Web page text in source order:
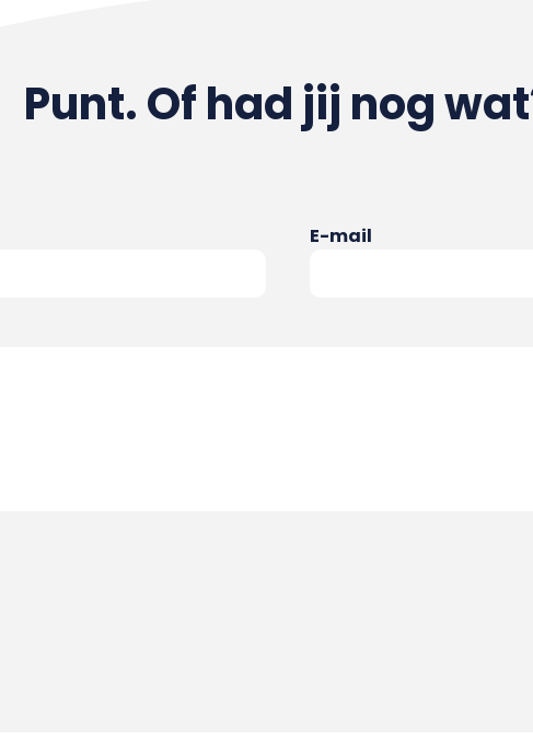
Punt. Of had jij nog
E-mail